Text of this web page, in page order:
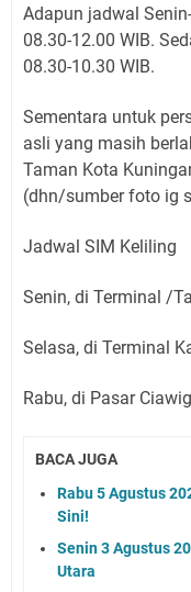
Ini
Adapun jadwal
08.30-12.00 WIB.
08.30-10.30 WIB.
Sementara untuk
asli yang masih
Taman Kota
(dhn/sumber foto ig
Jadwal SIM Keliling
Senin, di Terminal /
Selasa, di Terminal
Rabu, di Pasar
BACA JUGA
Rabu 5 Agustus
Sini!
Senin 3 Agustus
Utara